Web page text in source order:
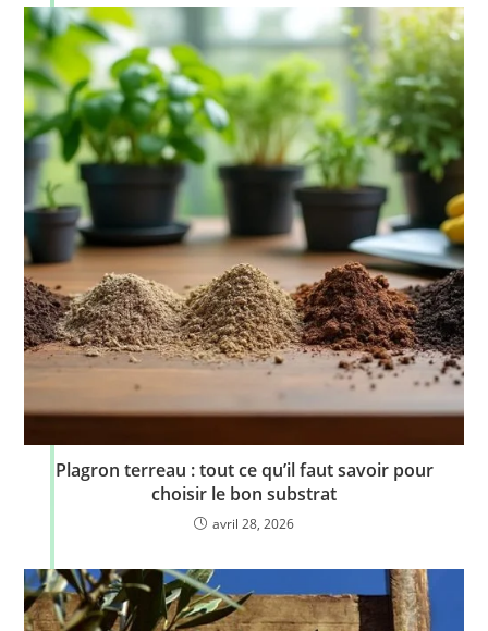
Plagron terreau : tout ce qu’il faut savoir pour
choisir le bon substrat
avril 28, 2026